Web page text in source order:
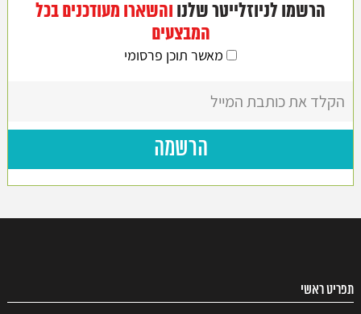
הרשמו לניוזלייטר שלנו והשארו מעודכנים בכל
המבצעים
מאשר תוכן פרסומי
תפריט ראשי